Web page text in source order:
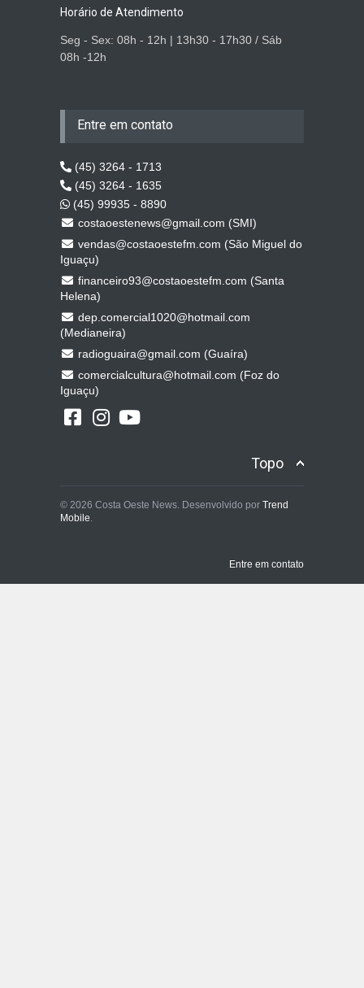
Horário de Atendimento
Seg - Sex: 08h - 12h | 13h30 - 17h30 / Sáb
08h -12h
Entre em contato
(45) 3264 - 1713
(45) 3264 - 1635
(45) 99935 - 8890
costaoestenews@gmail.com (SMI)
vendas@costaoestefm.com (São Miguel do
Iguaçu)
financeiro93@costaoestefm.com (Santa
Helena)
dep.comercial1020@hotmail.com
(Medianeira)
radioguaira@gmail.com (Guaíra)
comercialcultura@hotmail.com (Foz do
Iguaçu)
Topo
© 2026 Costa Oeste News. Desenvolvido por Trend
Mobile.
Entre em contato